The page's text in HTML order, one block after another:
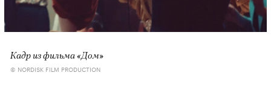
Кадр из фильма «Дом»
© NORDISK FILM PRODUCTION